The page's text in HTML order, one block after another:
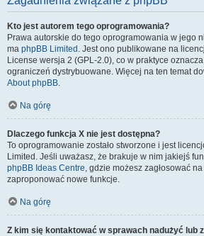
Kto jest autorem tego oprogramowania?
Prawa autorskie do tego oprogramowania w jego
ma phpBB Limited . Jest ono publikowane na
License wersja 2 (GPL-2.0), co w praktyce
ograniczeń dystrybuowane. Więcej na ten temat
About phpBB.
Na górę
Dlaczego funkcja X nie jest dostępna?
To oprogramowanie zostało stworzone i jest
Limited. Jeśli uważasz, że brakuje w nim jakiejś
phpBB Ideas Centre, gdzie możesz zagłosować
zaproponować nowe funkcje.
Na górę
Z kim się kontaktować w sprawach nadużyć lub